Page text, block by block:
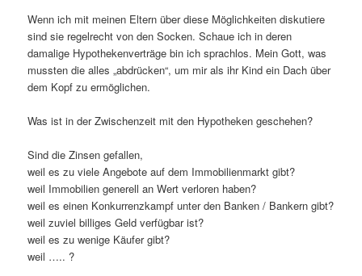
Wenn ich mit meinen Eltern über diese Möglichkeiten diskutiere
sind sie regelrecht von den Socken. Schaue ich in deren
damalige Hypothekenverträge bin ich sprachlos. Mein Gott, was
mussten die alles „abdrücken“, um mir als ihr Kind ein Dach über
dem Kopf zu ermöglichen.
Was ist in der Zwischenzeit mit den Hypotheken geschehen?
Sind die Zinsen gefallen,
weil es zu viele Angebote auf dem Immobilienmarkt gibt?
weil Immobilien generell an Wert verloren haben?
weil es einen Konkurrenzkampf unter den Banken / Bankern gibt?
weil zuviel billiges Geld verfügbar ist?
weil es zu wenige Käufer gibt?
weil ….. ?